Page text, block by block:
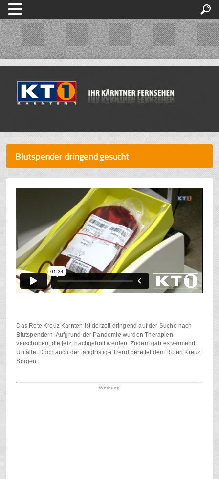
Blutspender dringend gesucht
Das Rote Kreuz Kärnten ist derzeit dringend auf der Suche nach
Blutspendern. Aufgrund der Pandemie wurden Therapien
verschoben, die jetzt nachgeholt werden. Zudem gab es vermehrt
Unfälle. Doch auch der langfristige Trend bereitet dem Roten Kreuz
Sorgen.
Werbung